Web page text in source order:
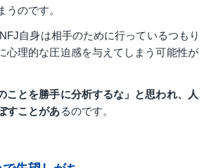
うのです。
自身は相手のために行っているつもり
心理的な圧迫感を与えてしまう可能性が
ことを勝手に分析するな」と思われ、人
すことがあるのです。